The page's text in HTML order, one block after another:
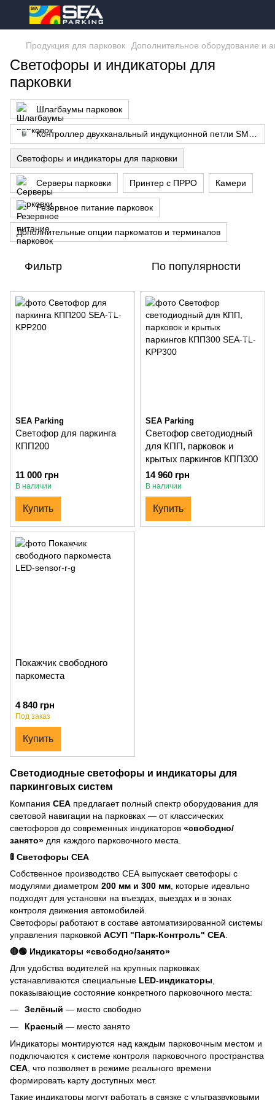
Продукция для парковок Дополнительное оборудование и
Светофоры и индикаторы для
парковки
Шлагбаумы парковок
Светофоры и индикаторы для парковки
Серверы парковки Принтер с ПРРО Камери
Резервное питание парковок
Дополнительные опции паркоматов и терминалов
Фильтр По популярности
SEA Parking
Светофор для паркинга
КПП200
11 000 грн
В наличии
Купить
SEA Parking
Светофор светодиодный
для КПП, парковок и
крытых паркингов КПП300
14 960 грн
В наличии
Купить
Покажчик свободного
паркоместа
4 840 грн
Под заказ
Купить
Светодиодные светофоры и индикаторы для
паркинговых систем
Компания СЕА предлагает полный спектр оборудования для
световой навигации на парковках — от классических
светофоров до современных индикаторов «свободно/
занято» для каждого парковочного места.
🚦 Светофоры СЕА
Собственное производство СЕА выпускает светофоры с
модулями диаметром 200 мм и 300 мм , которые идеально
подходят для установки на въездах, выездах и в зонах
контроля движения автомобилей.
Светофоры работают в составе автоматизированной системы
управления парковкой АСУП "Парк-Контроль" СЕА
🔴🟢 Индикаторы «свободно/занято»
Для удобства водителей на крупных парковках
устанавливаются специальные LED-индикаторы
показывающие состояние конкретного парковочного места:
Зелёный — место свободно
Красный — место занято
Индикаторы монтируются над каждым парковочным местом и
подключаются к системе контроля парковочного пространства
СЕА, что позволяет в режиме реального времени
формировать карту доступных мест.
Такие индикаторы могут работать в связке с ультразвуковыми